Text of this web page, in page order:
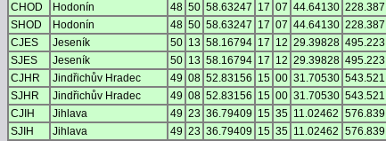
CHOD
Hodonín 48 50 58.63247 17 07 44.64130 228.387
SHOD
Hodonín 48 50 58.63247 17 07 44.64130 228.387
CJES
Jeseník 50 13 58.16794 17 12 29.39828 495.223
SJES
Jeseník 50 13 58.16794 17 12 29.39828 495.223
CJHR
Jindřichův Hradec 49 08 52.83156 15 00 31.70530 543.521
SJHR
Jindřichův Hradec 49 08 52.83156 15 00 31.70530 543.521
CJIH
Jihlava 49 23 36.79409 15 35 11.02462 576.839
SJIH
Jihlava 49 23 36.79409 15 35 11.02462 576.839